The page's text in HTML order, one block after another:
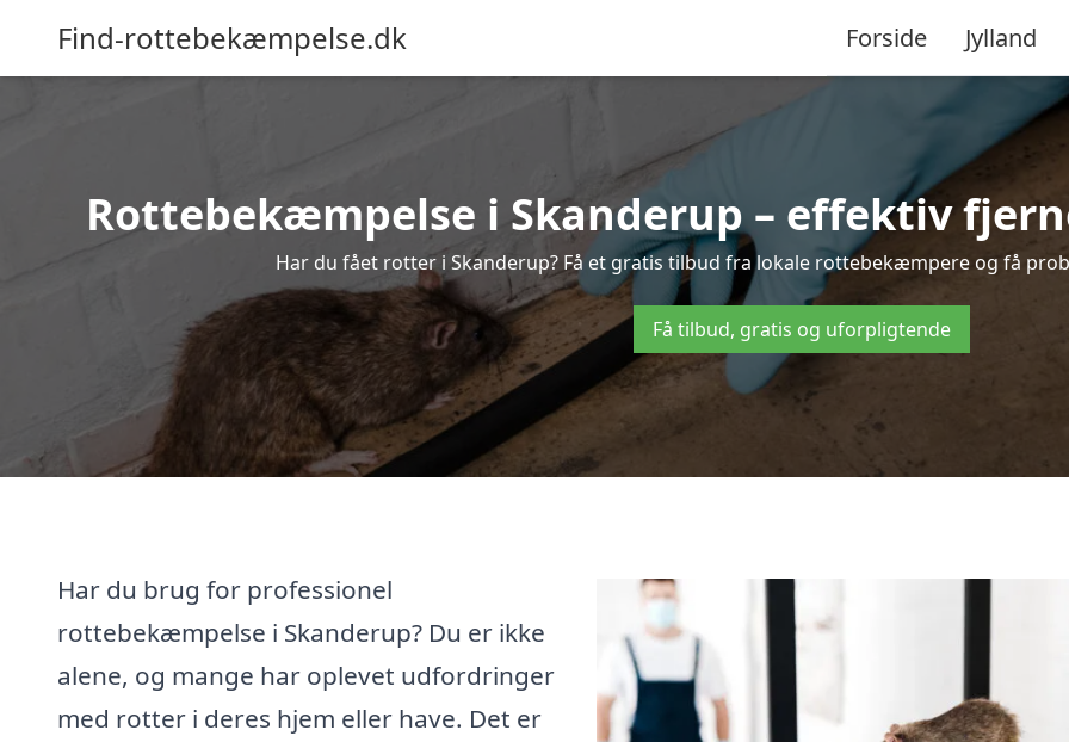
Find-rottebekæmpelse.dk Forside Jylland
Rottebekæmpelse i Skanderup – effektiv
Har du fået rotter i Skanderup? Få et gratis tilbud fra lokale rottebekæmpere og få
Få tilbud, gratis og uforpligtende
Har du brug for professionel
rottebekæmpelse i Skanderup? Du er ikke
alene, og mange har oplevet udfordringer
med rotter i deres hjem eller have. Det er